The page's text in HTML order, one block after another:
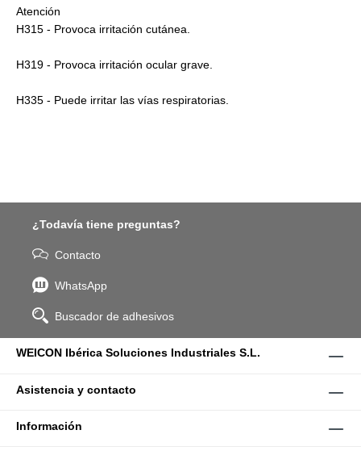
Atención
H315 - Provoca irritación cutánea.
H319 - Provoca irritación ocular grave.
H335 - Puede irritar las vías respiratorias.
¿Todavía tiene preguntas?
Contacto
WhatsApp
Buscador de adhesivos
WEICON Ibérica Soluciones Industriales S.L.
Asistencia y contacto
Información